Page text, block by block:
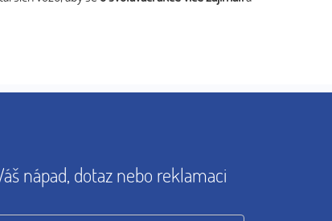
nápad, dotaz nebo reklamaci